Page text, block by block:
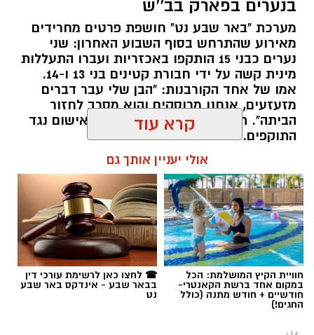
בנערים בפארק בב''ש
מערכת "באר שבע נט" חושפת פרטים מחרידים
מאירוע שהתרחש בסוף השבוע האחרון: שני
נערים כבני 15 הותקפו באכזריות ועברו התעללות
מינית קשה על ידי חבורת קטינים בני 13 ו-14.
אמו של אחד הקורבנות: "הבן שלי עבר דברים
מזעזעים, אנחנו מרוסקים והוא מסרב לחזור
הביתה". תוך ימים ספורים: צפוי כתב אישום נגד
התוקפים.
תגים:משטרה, מעשי סדום, התעללות
קרא עוד
אולי יעניין אותך גם
חוויית הקיץ המושלמת: הכל
במקום אחד ברשת הקאנטרי-
חודשיים + חודש מתנה (כולל
החגים!)
☎ לחצו כאן לרשימת עורכי דין
בבאר שבע - אינדקס באר שבע
נט